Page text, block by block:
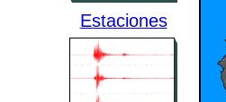
Estaciones